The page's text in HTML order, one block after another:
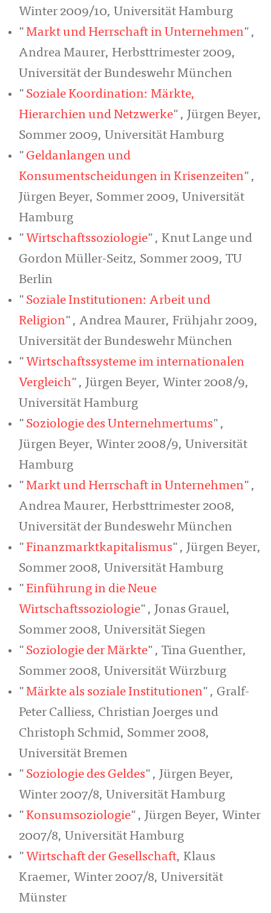
Winter 2009/10, Universität Hamburg
"Markt und Herrschaft in Unternehmen",
Andrea Maurer, Herbsttrimester 2009,
Universität der Bundeswehr München
" Soziale Koordination: Märkte,
Hierarchien und Netzwerke", Jürgen Beyer,
Sommer 2009, Universität Hamburg
" Geldanlangen und
Konsumentscheidungen in Krisenzeiten",
Jürgen Beyer, Sommer 2009, Universität
Hamburg
" Wirtschaftssoziologie", Knut Lange und
Gordon Müller-Seitz, Sommer 2009, TU
Berlin
" Soziale Institutionen: Arbeit und
Religion", Andrea Maurer, Frühjahr 2009,
Universität der Bundeswehr München
" Wirtschaftssysteme im internationalen
Vergleich", Jürgen Beyer, Winter 2008/9,
Universität Hamburg
" Soziologie des Unternehmertums",
Jürgen Beyer, Winter 2008/9, Universität
Hamburg
"Markt und Herrschaft in Unternehmen",
Andrea Maurer, Herbsttrimester 2008,
Universität der Bundeswehr München
"Finanzmarktkapitalismus", Jürgen Beyer,
Sommer 2008, Universität Hamburg
"Einführung in die Neue
Wirtschaftssoziologie", Jonas Grauel,
Sommer 2008, Universität Siegen
" Soziologie der Märkte", Tina Guenther,
Sommer 2008, Universität Würzburg
"Märkte als soziale Institutionen", Gralf-
Peter Calliess, Christian Joerges und
Christoph Schmid, Sommer 2008,
Universität Bremen
" Soziologie des Geldes", Jürgen Beyer,
Winter 2007/8, Universität Hamburg
"Konsumsoziologie", Jürgen Beyer, Winter
2007/8, Universität Hamburg
" Wirtschaft der Gesellschaft, Klaus
Kraemer, Winter 2007/8, Universität
Münster